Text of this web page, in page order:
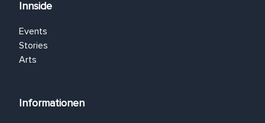
Innside
Events
Stories
Arts
Informationen